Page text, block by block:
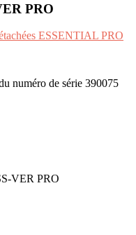
PRO
ESSENTIAL PRO
numéro de série 390075
VER PRO